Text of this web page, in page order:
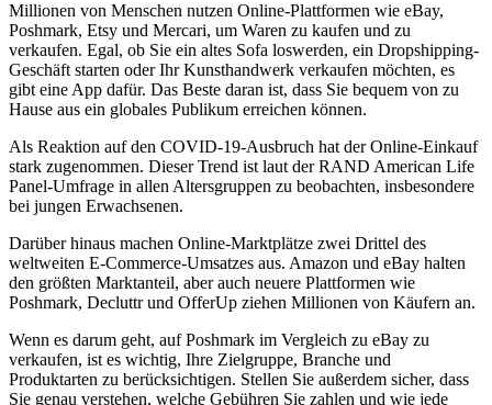
Millionen von Menschen nutzen Online-Plattformen wie eBay,
Poshmark, Etsy und Mercari, um Waren zu kaufen und zu
verkaufen. Egal, ob Sie ein altes Sofa loswerden, ein Dropshipping-
Geschäft starten oder Ihr Kunsthandwerk verkaufen möchten, es
gibt eine App dafür. Das Beste daran ist, dass Sie bequem von zu
Hause aus ein globales Publikum erreichen können.
Als Reaktion auf den COVID-19-Ausbruch hat der Online-Einkauf
stark zugenommen. Dieser Trend ist laut der RAND American Life
Panel-Umfrage in allen Altersgruppen zu beobachten, insbesondere
bei jungen Erwachsenen.
Darüber hinaus machen Online-Marktplätze zwei Drittel des
weltweiten E-Commerce-Umsatzes aus. Amazon und eBay halten
den größten Marktanteil, aber auch neuere Plattformen wie
Poshmark, Decluttr und OfferUp ziehen Millionen von Käufern an.
Wenn es darum geht, auf Poshmark im Vergleich zu eBay zu
verkaufen, ist es wichtig, Ihre Zielgruppe, Branche und
Produktarten zu berücksichtigen. Stellen Sie außerdem sicher, dass
Sie genau verstehen, welche Gebühren Sie zahlen und wie jede